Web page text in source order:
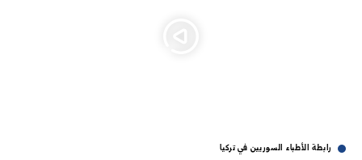
رابطة الأطباء السوريين في تركيا